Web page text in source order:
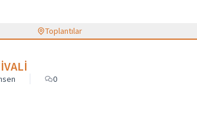
Toplantılar
0